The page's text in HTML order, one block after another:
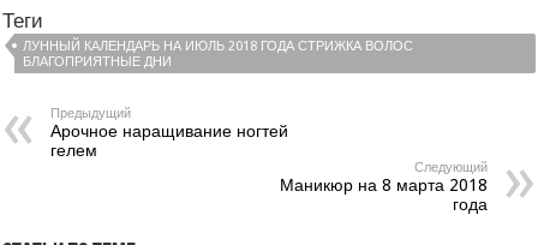
Теги
ЛУННЫЙ КАЛЕНДАРЬ НА ИЮЛЬ 2018 ГОДА СТРИЖКА ВОЛОС
БЛАГОПРИЯТНЫЕ ДНИ
Предыдущий
Арочное наращивание ногтей
гелем
Следующий
Маникюр на 8 марта 2018
года